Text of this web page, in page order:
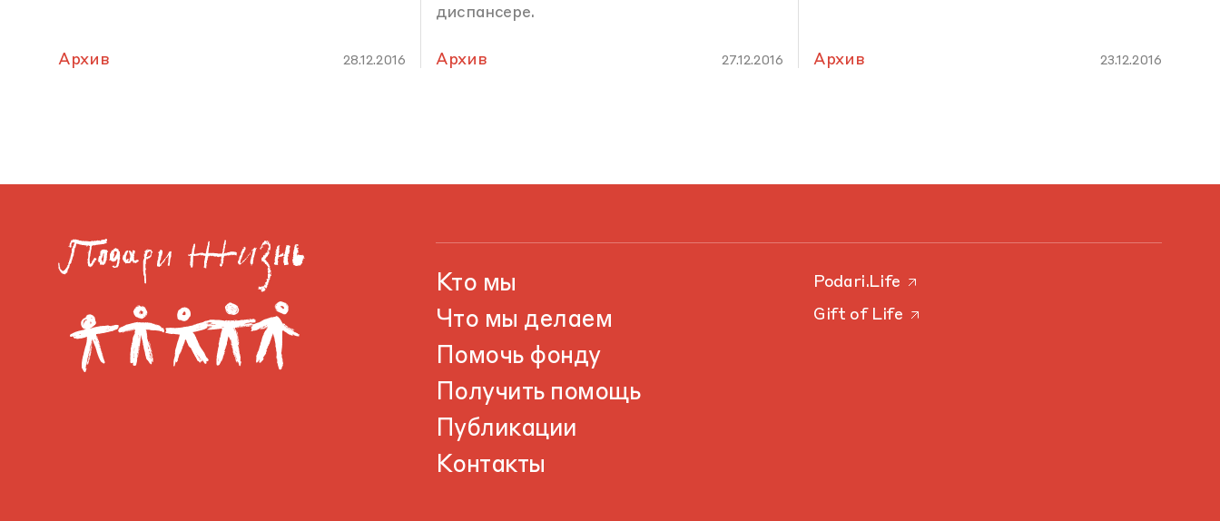
Архив 28.12.2016
диспансере.
Архив 27.12.2016 Архив 23.12.2016
Кто мы
Что мы делаем
Помочь фонду
Получить помощь
Публикации
Контакты
Podari.Life
Gift of Life